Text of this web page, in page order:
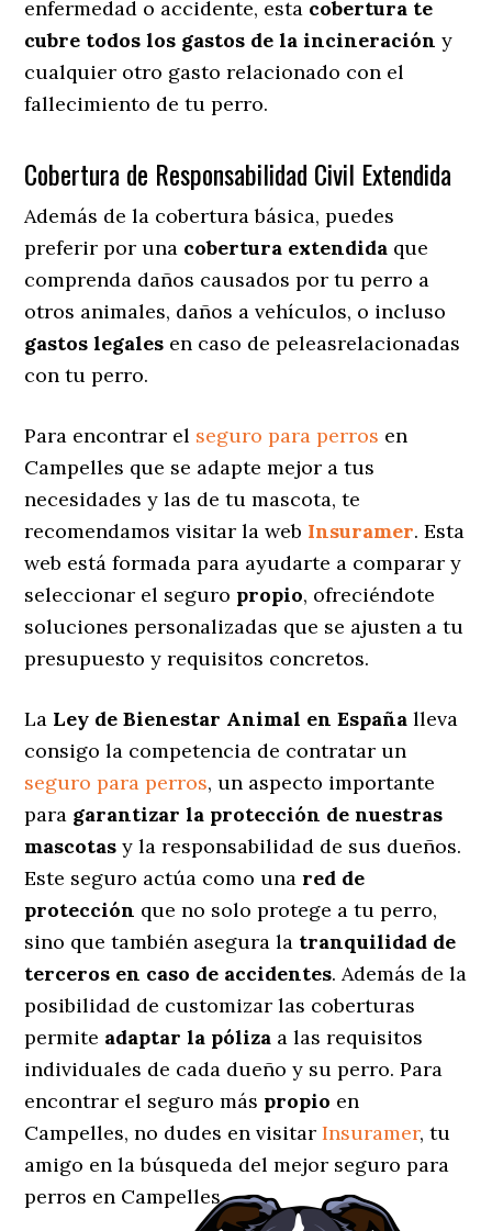
enfermedad o accidente, esta cobertura te
cubre todos los gastos de la incineración y
cualquier otro gasto relacionado con el
fallecimiento de tu perro.
Cobertura de Responsabilidad Civil Extendida
Además de la cobertura básica, puedes
preferir por una cobertura extendida que
comprenda daños causados por tu perro a
otros animales, daños a vehículos, o incluso
gastos legales en caso de peleasrelacionadas
con tu perro.
Para encontrar el seguro para perros en
Campelles que se adapte mejor a tus
necesidades y las de tu mascota, te
recomendamos visitar la web Insuramer. Esta
web está formada para ayudarte a comparar y
seleccionar el seguro propio, ofreciéndote
soluciones personalizadas que se ajusten a tu
presupuesto y requisitos concretos.
La Ley de Bienestar Animal en España lleva
consigo la competencia de contratar un
seguro para perros, un aspecto importante
para garantizar la protección de nuestras
mascotas y la responsabilidad de sus dueños.
Este seguro actúa como una red de
protección que no solo protege a tu perro,
sino que también asegura la tranquilidad de
terceros en caso de accidentes. Además de la
posibilidad de customizar las coberturas
permite adaptar la póliza a las requisitos
individuales de cada dueño y su perro. Para
encontrar el seguro más propio en
Campelles, no dudes en visitarInsuramer, tu
amigo en la búsqueda del mejor seguro para
perros en Campelles.